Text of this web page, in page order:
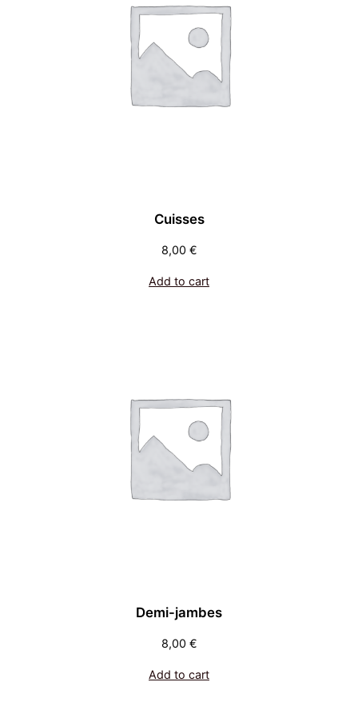
Cuisses
8,00 €
Add to cart
Demi-jambes
8,00 €
Add to cart